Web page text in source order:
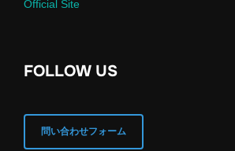
Official Site
FOLLOW US
問い合わせフォーム